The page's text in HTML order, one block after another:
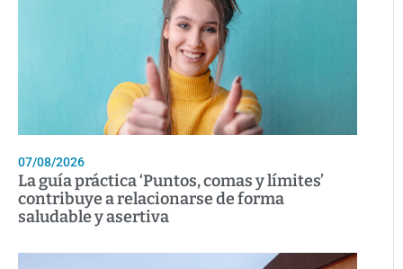
07/08/2026
La guía práctica ‘Puntos, comas y límites’
contribuye a relacionarse de forma
saludable y asertiva